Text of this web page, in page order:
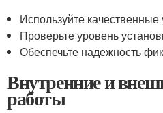
Используйте качественные
Проверьте уровень
Обеспечьте надежность
Внутренние и
работы